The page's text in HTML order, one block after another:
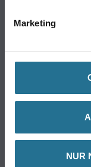
Marketing
NUR
Wand- & Deckenbeläge
Winkler &
Services